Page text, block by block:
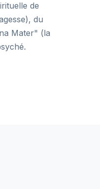
de
du
Mater" (la